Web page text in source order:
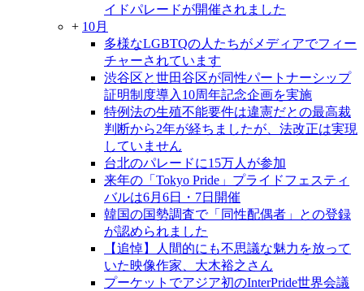
イドパレードが開催されました
+ 10月
多様なLGBTQの人たちがメディアでフィー
チャーされています
渋谷区と世田谷区が同性パートナーシップ
証明制度導入10周年記念企画を実施
特例法の生殖不能要件は違憲だとの最高裁
判断から2年が経ちましたが、法改正は実現
していません
台北のパレードに15万人が参加
来年の「Tokyo Pride」プライドフェスティ
バルは6月6日・7日開催
韓国の国勢調査で「同性配偶者」との登録
が認められました
【追悼】人間的にも不思議な魅力を放って
いた映像作家、大木裕之さん
プーケットでアジア初のInterPride世界会議